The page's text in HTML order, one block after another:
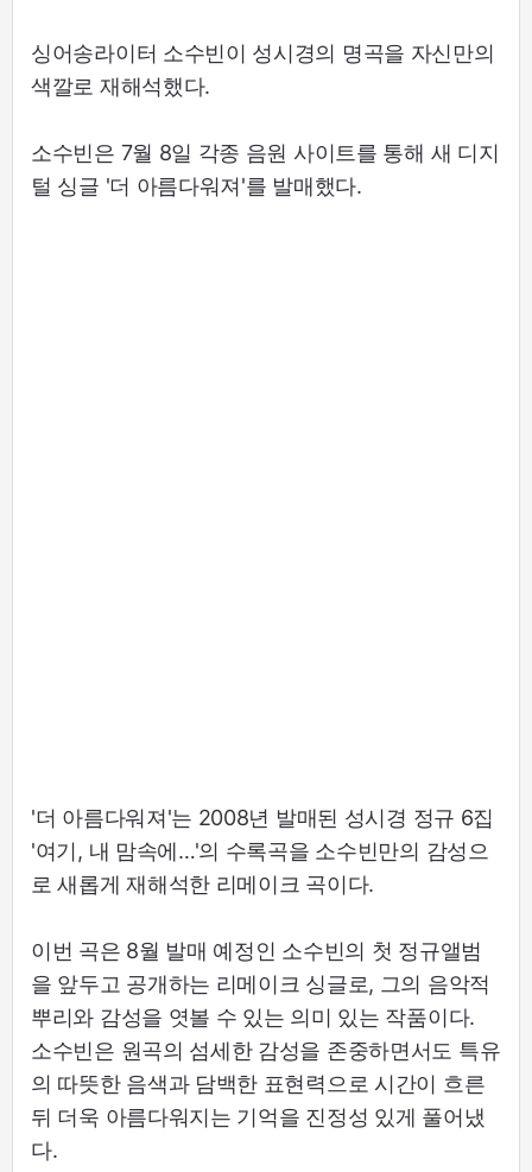
싱어송라이터 소수빈이 성시경의 명곡을 자신만의
색깔로 재해석했다.
소수빈은 7월 8일 각종 음원 사이트를 통해 새 디지
털 싱글 '더 아름다워져'를 발매했다.
'더 아름다워져'는 2008년 발매된 성시경 정규 6집
'여기, 내 맘속에…'의 수록곡을 소수빈만의 감성으
로 새롭게 재해석한 리메이크 곡이다.
이번 곡은 8월 발매 예정인 소수빈의 첫 정규앨범
을 앞두고 공개하는 리메이크 싱글로, 그의 음악적
뿌리와 감성을 엿볼 수 있는 의미 있는 작품이다.
소수빈은 원곡의 섬세한 감성을 존중하면서도 특유
의 따뜻한 음색과 담백한 표현력으로 시간이 흐른
뒤 더욱 아름다워지는 기억을 진정성 있게 풀어냈
다.